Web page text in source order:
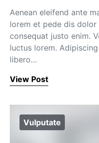
Aenean eleifend ante
lorem et pede dis
consequat justo enim.
luctus lorem.
libero…
View Post
Vulputate